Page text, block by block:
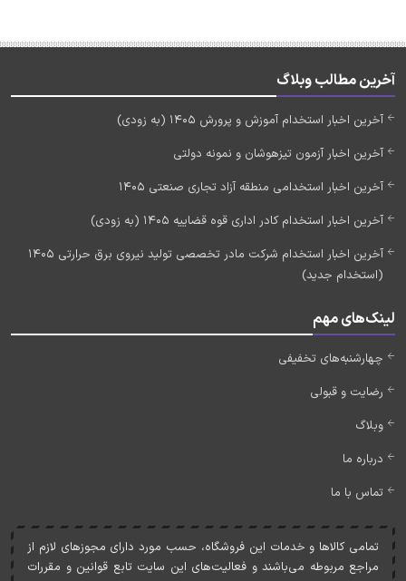
آخرین مطالب وبلاگ
آخرین اخبار استخدام آموزش و پرورش 1405 (به زودی)
آخرین اخبار آزمون تیزهوشان و نمونه دولتی
آخرین اخبار استخدامی منطقه آزاد تجاری صنعتی 1405
آخرین اخبار استخدام کادر اداری قوه قضاییه 1405 (به زودی)
آخرین اخبار استخدام شرکت مادر تخصصی تولید نیروی برق حرارتی 1405
(استخدام جدید)
لینک‌های مهم
چهارشنبه‌های تخفیفی
رضایت و قبولی
وبلاگ
درباره ما
تماس با ما
تمامی کالاها و خدمات اين فروشگاه، حسب مورد دارای مجوزهای لازم از
مراجع مربوطه می‌باشند و فعاليت‌های اين سايت تابع قوانين و مقررات